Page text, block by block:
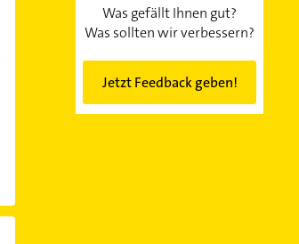
Was gefällt Ihnen gut?
Was sollten wir verbessern?
Jetzt Feedback geben!